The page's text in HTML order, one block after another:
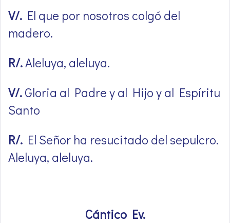
V/. El que por nosotros colgó del
madero.
R/.Aleluya, aleluya.
V/.Gloria al Padre y al Hijo y al Espíritu
Santo
R/. El Señor ha resucitado del sepulcro.
Aleluya, aleluya.
Cántico Ev.